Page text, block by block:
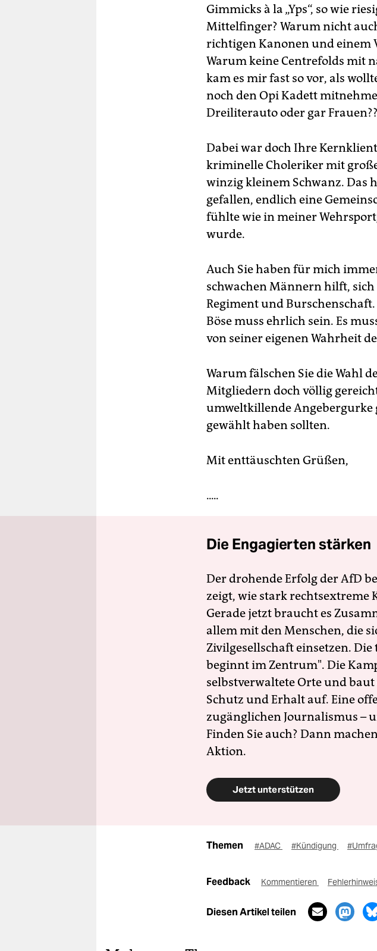
Gimmicks à la „Yps“, so wie
Mittelfinger? Warum nicht
richtigen Kanonen und einem
Warum keine Centrefolds mit
kam es mir fast so vor, als
noch den Opi Kadett
Dreiliterauto oder gar Frauen??
Dabei war doch Ihre
kriminelle Choleriker mit
winzig kleinem Schwanz. Das
gefallen, endlich eine
fühlte wie in meiner
wurde.
Auch Sie haben für mich
schwachen Männern hilft,
Regiment und
Böse muss ehrlich sein. Es
von seiner eigenen Wahrheit
Warum fälschen Sie die Wahl
Mitgliedern doch völlig
umweltkillende Angebergurke
gewählt haben sollten.
Mit enttäuschten Grüßen,
.....
Die Engagierten stärken
Der drohende Erfolg der AfD
zeigt, wie stark rechtsextreme
Gerade jetzt braucht es
allem mit den Menschen, die
Zivilgesellschaft einsetzen.
beginnt im Zentrum". Die
selbstverwaltete Orte und
Schutz und Erhalt auf. Eine
zugänglichen Journalismus –
Finden Sie auch? Dann
Aktion.
Jetzt unterstützen
Themen #ADAC #Kündigung
Feedback Kommentieren
Diesen Artikel teilen